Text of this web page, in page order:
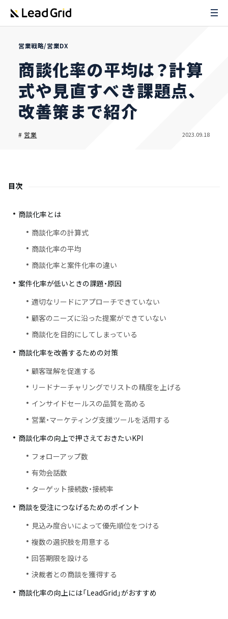
営業戦略/営業DX
商談化率の平均は？計算
式や見直すべき課題点、
改善策まで紹介
# 営業 2023.09.18
目次
商談化率とは
商談化率の計算式
商談化率の平均
商談化率と案件化率の違い
案件化率が低いときの課題・原因
適切なリードにアプローチできていない
顧客のニーズに沿った提案ができていない
商談化を目的にしてしまっている
商談化率を改善するための対策
顧客理解を促進する
リードナーチャリングでリストの精度を上げる
インサイドセールスの品質を高める
営業・マーケティング支援ツールを活用する
商談化率の向上で押さえておきたいKPI
フォローアップ数
有効会話数
ターゲット接続数・接続率
商談を受注につなげるためのポイント
見込み度合いによって優先順位をつける
複数の選択肢を用意する
回答期限を設ける
決裁者との商談を獲得する
商談化率の向上には「LeadGrid」がおすすめ